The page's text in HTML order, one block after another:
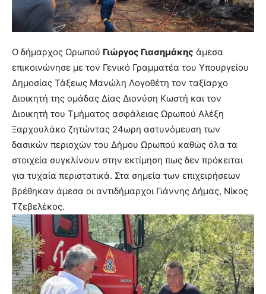
Ο δήμαρχος Ωρωπού Γιώργος Γιασημάκης άμεσα
επικοινώνησε με τον Γενικό Γραμματέα του Υπουργείου
Δημοσίας Τάξεως Μανώλη Λογοθέτη τον ταξίαρχο
Διοικητή της ομάδας Δίας Διονύση Κωστή και τον
Διοικητή του Τμήματος ασφάλειας Ωρωπού Αλέξη
Ξαρχουλάκο ζητώντας 24ωρη αστυνόμευση των
δασικών περιοχών του Δήμου Ωρωπού καθώς όλα τα
στοιχεία συγκλίνουν στην εκτίμηση πως δεν πρόκειται
για τυχαία περιστατικά. Στα σημεία των επιχειρήσεων
βρέθηκαν άμεσα οι αντιδήμαρχοι Γιάννης Δήμας, Νίκος
Τζεβελέκος.